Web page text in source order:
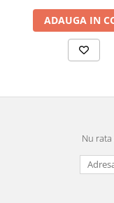
ADAUGA IN
Nu